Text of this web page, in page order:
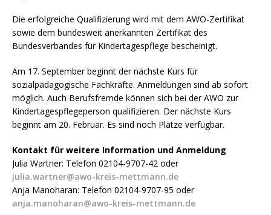
Die erfolgreiche Qualifizierung wird mit dem AWO-Zertifikat
sowie dem bundesweit anerkannten Zertifikat des
Bundesverbandes für Kindertagespflege bescheinigt.
Am 17. September beginnt der nächste Kurs für
sozialpädagogische Fachkräfte. Anmeldungen sind ab sofort
möglich. Auch Berufsfremde können sich bei der AWO zur
Kindertagespflegeperson qualifizieren. Der nächste Kurs
beginnt am 20. Februar. Es sind noch Plätze verfügbar.
Kontakt für weitere Information und Anmeldung
Julia Wartner: Telefon 02104-9707-42 oder
julia.wartner@awo-kreis-mettmann.de
Anja Manoharan: Telefon 02104-9707-95 oder
anja.manoharan@awo-kreis-mettmann.de